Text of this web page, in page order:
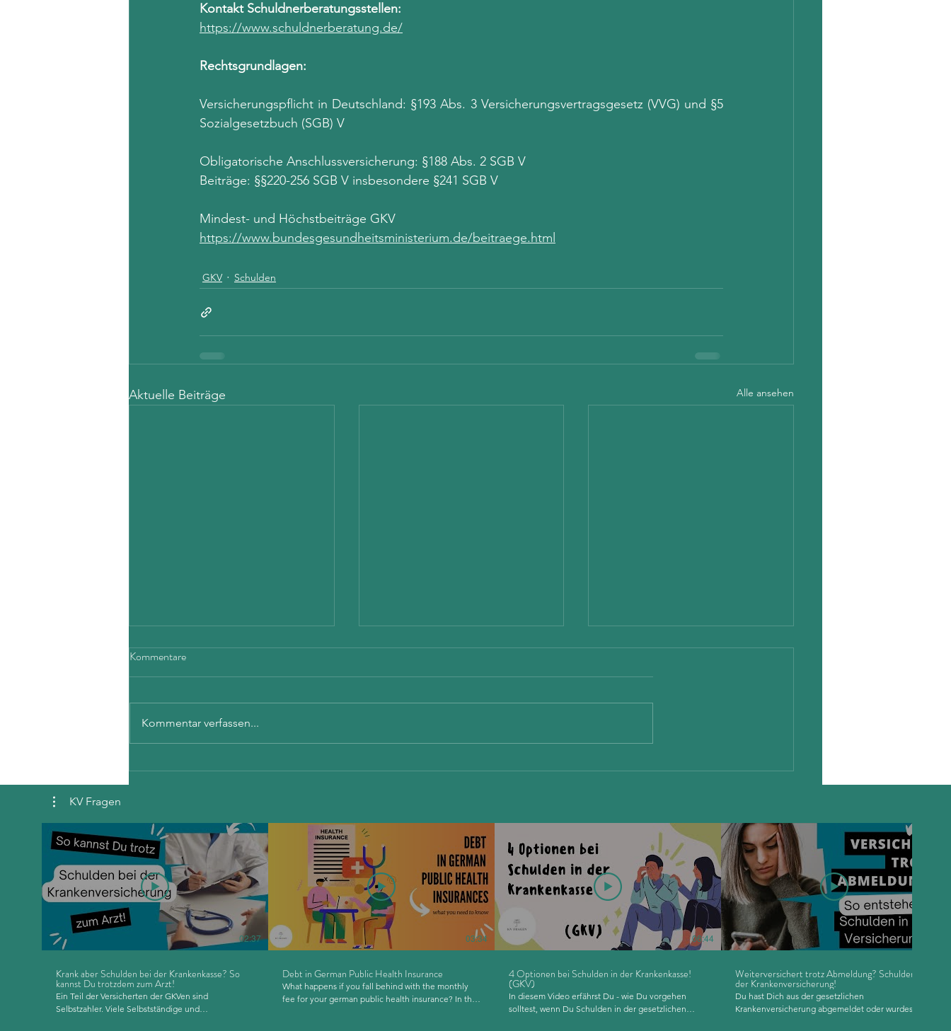
Kontakt Schuldnerberatungsstellen:
https://www.schuldnerberatung.de/
Rechtsgrundlagen:
Versicherungspflicht in Deutschland: §193 Abs. 3 Versicherungsvertragsgesetz (VVG) und §5
Sozialgesetzbuch (SGB) V
Obligatorische Anschlussversicherung: §188 Abs. 2 SGB V
Beiträge: §§220-256 SGB V insbesondere §241 SGB V
Mindest- und Höchstbeiträge GKV
https://www.bundesgesundheitsministerium.de/beitraege.html
GKV Schulden
Aktuelle Beiträge Alle ansehen
Ohne Krankenversicherung in
Schwangerschaft, Schmerzen,
Beitragsschulden möglich?
Gesetzliche Krankenversicherung
Kommentare
Kommentar verfassen...
KV Fragen
02:37
Krank aber Schulden bei der Krankenkasse? So
kannst Du trotzdem zum Arzt!
Ein Teil der Versicherten der GKVen sind
Selbstzahler. Viele Selbstständige und
03:34
Debt in German Public Health Insurance
What happens if you fall behind with the monthly
fee for your german public health insurance? In this
06:44
4 Optionen bei Schulden in der Krankenkasse!
(GKV)
In diesem Video erfährst Du - wie Du vorgehen
solltest, wenn Du Schulden in der gesetzlichen
Weiterversichert trotz Abmeldung? Schulden in
der Krankenversicherung!
Du hast Dich aus der gesetzlichen
Krankenversicherung abgemeldet oder wurdest von